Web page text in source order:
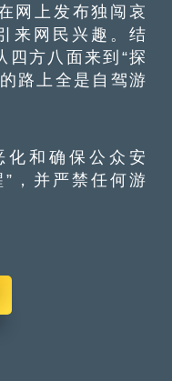
上发布独闯哀
来网民兴趣。结
四方八面来到“探
路上全是自驾游
和确保公众安
，并严禁任何游